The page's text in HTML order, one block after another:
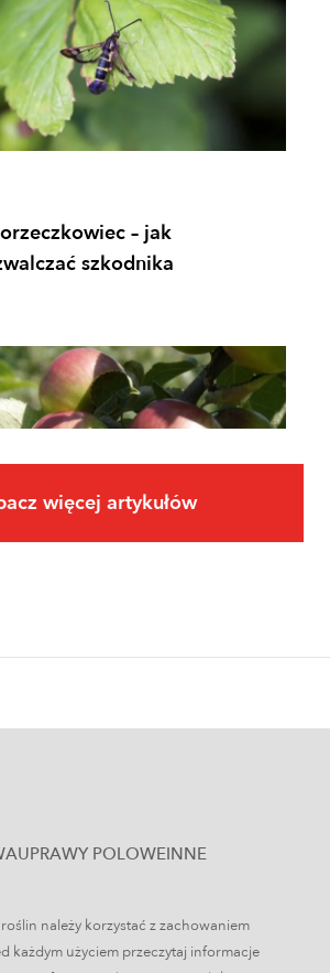
– jak
szkodnika
więcej artykułów
UPRAWY POLOWEINNE
należy korzystać z zachowaniem
każdym użyciem przeczytaj informacje